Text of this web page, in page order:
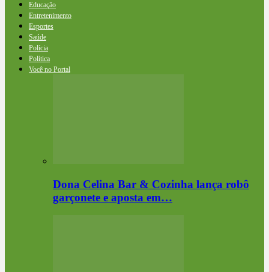
Educação
Entretenimento
Esportes
Saúde
Polícia
Política
Você no Portal
Dona Celina Bar & Cozinha lança robô
garçonete e aposta em…